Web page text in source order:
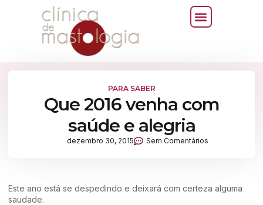
PARA SABER
Que 2016 venha com
saúde e alegria
dezembro 30, 2015 Sem Comentários
Este ano está se despedindo e deixará com certeza alguma
saudade.